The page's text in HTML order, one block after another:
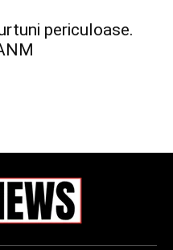
periculoase.